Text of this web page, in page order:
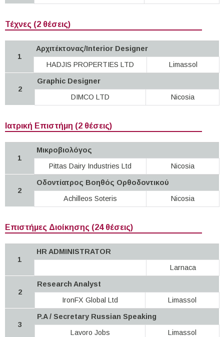
Τέχνες (2 θέσεις)
1
Αρχιτέκτονας/Interior Designer
HADJIS PROPERTIES LTD
Limassol
2
Graphic Designer
DIMCO LTD
Nicosia
Ιατρική Επιστήμη (2 θέσεις)
1
Μικροβιολόγος
Pittas Dairy Industries Ltd
Nicosia
2
Οδοντίατρος Βοηθός Ορθοδοντικού
Achilleos Soteris
Nicosia
Επιστήμες Διοίκησης (24 θέσεις)
1
HR ADMINISTRATOR
Larnaca
2
Research Analyst
IronFX Global Ltd
Limassol
3
P.A / Secretary Russian Speaking
Lavoro Jobs
Limassol